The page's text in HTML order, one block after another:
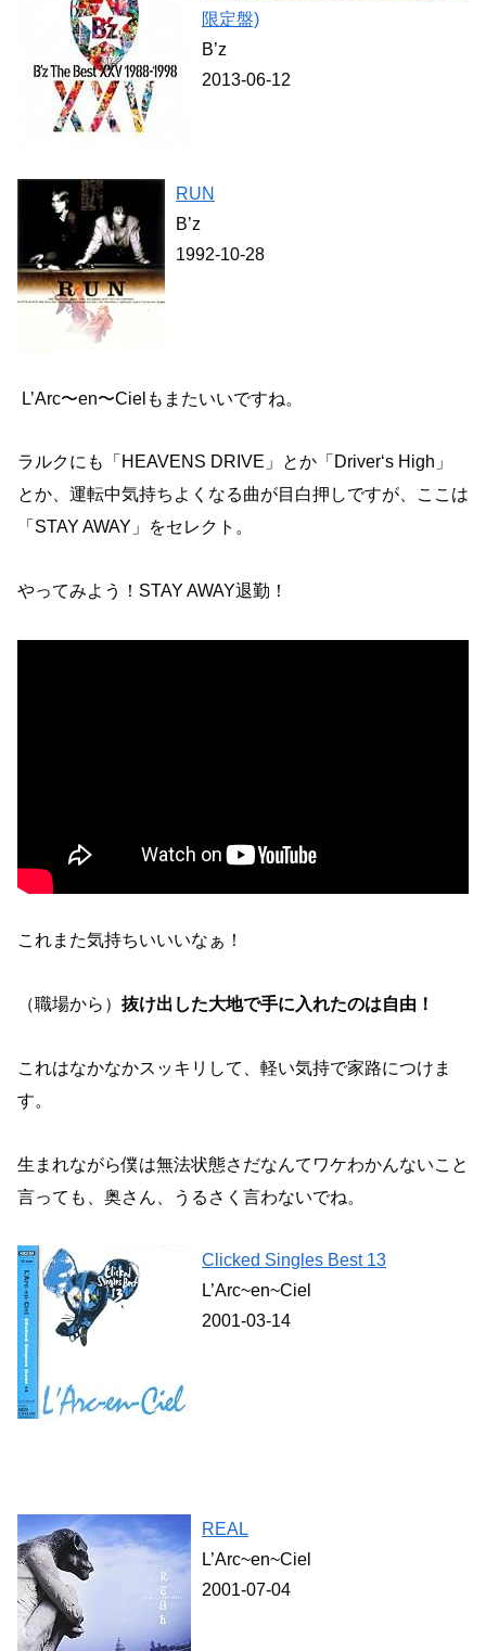
限定盤)
B’z
2013-06-12
RUN
B’z
1992-10-28
L’Arc〜en〜Cielもまたいいですね。
ラルクにも「HEAVENS DRIVE」とか「Driver‘s High」
とか、運転中気持ちよくなる曲が目白押しですが、ここは
「STAY AWAY」をセレクト。
やってみよう！STAY AWAY退勤！
これまた気持ちいいいなぁ！
（職場から） 抜け出した大地で手に入れたのは自由！
これはなかなかスッキリして、軽い気持で家路につけま
す。
生まれながら僕は無法状態さだなんてワケわかんないこと
言っても、奥さん、うるさく言わないでね。
Clicked Singles Best 13
L’Arc~en~Ciel
2001-03-14
REAL
L’Arc~en~Ciel
2001-07-04